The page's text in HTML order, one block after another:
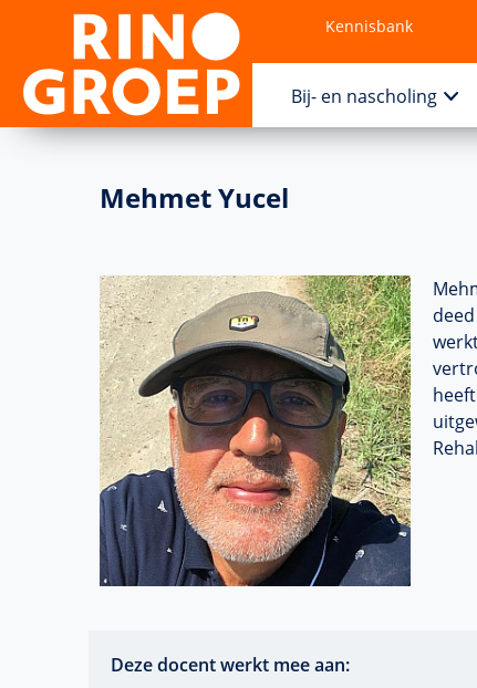
Kennisbank
Bij- en nascholing
Mehmet Yucel
Deze docent werkt mee aan: